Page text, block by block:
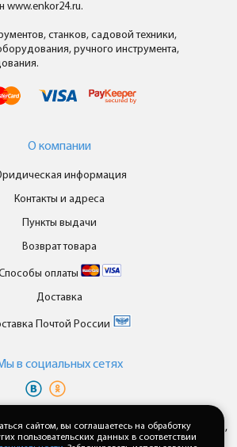
www.enkor24.ru.
станков, садовой техники,
ручного инструмента,
О компании
информация
Контакты и адреса
Пункты выдачи
Возврат товара
оплаты
Доставка
Почтой России
в cоциальных сетях
пользовательского соглашениякаждый раз,
данные в любой форме обратной связи на
сайтом, вы соглашаетесь на обработку
пользовательских данных в соответствии